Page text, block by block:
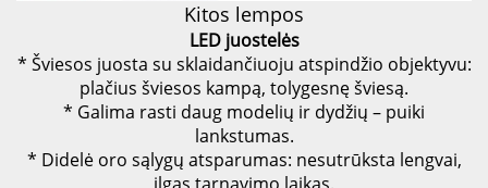
Kitos lempos
LED juostelės
* Šviesos juosta su sklaidančiuoju atspindžio objektyvu:
plačius šviesos kampą, tolygesnę šviesą.
* Galima rasti daug modelių ir dydžių – puiki
lankstumas.
* Didelė oro sąlygų atsparumas: nesutrūksta lengvai,